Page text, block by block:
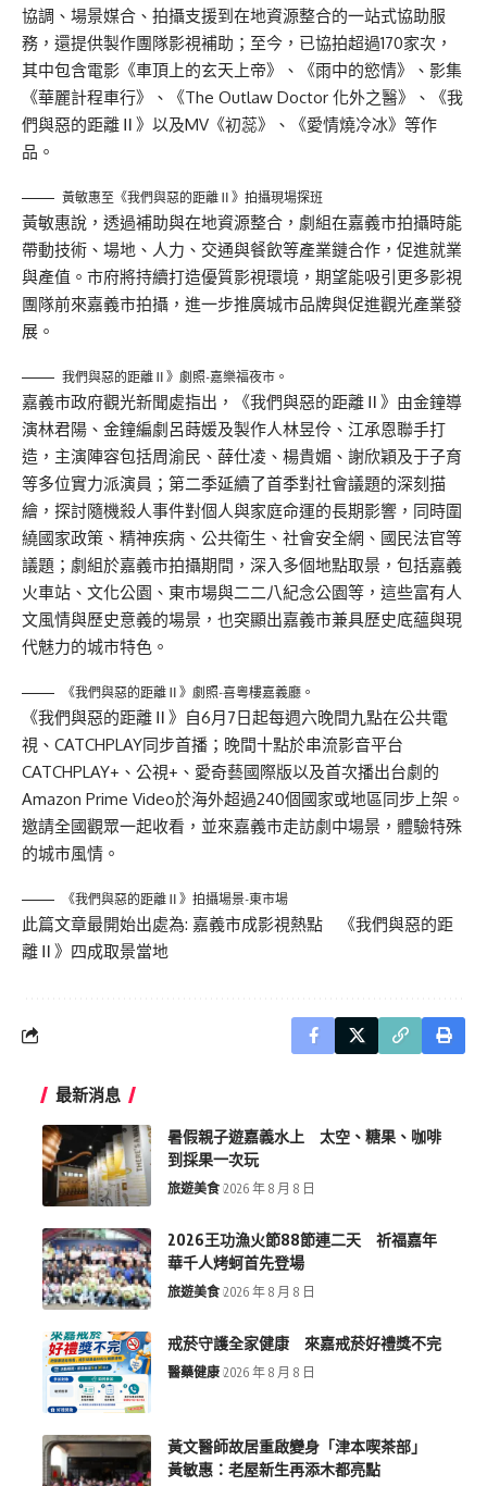
協調、場景媒合、拍攝支援到在地資源整合的一站式協助服
務，還提供製作團隊影視補助；至今，已協拍超過170家次，
其中包含電影《車頂上的玄天上帝》、《雨中的慾情》、影集
《華麗計程車行》、《The Outlaw Doctor 化外之醫》、《我
們與惡的距離Ⅱ》以及MV《初蕊》、《愛情燒冷冰》等作
品。
黃敏惠至《我們與惡的距離Ⅱ》拍攝現場探班
黃敏惠說，透過補助與在地資源整合，劇組在嘉義市拍攝時能
帶動技術、場地、人力、交通與餐飲等產業鏈合作，促進就業
與產值。市府將持續打造優質影視環境，期望能吸引更多影視
團隊前來嘉義市拍攝，進一步推廣城市品牌與促進觀光產業發
展。
我們與惡的距離Ⅱ》劇照-嘉樂福夜市。
嘉義市政府觀光新聞處指出，《我們與惡的距離Ⅱ》由金鐘導
演林君陽、金鐘編劇呂蒔媛及製作人林昱伶、江承恩聯手打
造，主演陣容包括周渝民、薛仕凌、楊貴媚、謝欣穎及于子育
等多位實力派演員；第二季延續了首季對社會議題的深刻描
繪，探討隨機殺人事件對個人與家庭命運的長期影響，同時圍
繞國家政策、精神疾病、公共衛生、社會安全網、國民法官等
議題；劇組於嘉義市拍攝期間，深入多個地點取景，包括嘉義
火車站、文化公園、東市場與二二八紀念公園等，這些富有人
文風情與歷史意義的場景，也突顯出嘉義市兼具歷史底蘊與現
代魅力的城市特色。
《我們與惡的距離Ⅱ》劇照-喜粵樓嘉義廳。
《我們與惡的距離Ⅱ》自6月7日起每週六晚間九點在公共電
視、CATCHPLAY同步首播；晚間十點於串流影音平台
CATCHPLAY+、公視+、愛奇藝國際版以及首次播出台劇的
Amazon Prime Video於海外超過240個國家或地區同步上架。
邀請全國觀眾一起收看，並來嘉義市走訪劇中場景，體驗特殊
的城市風情。
《我們與惡的距離Ⅱ》拍攝場景-東市場
此篇文章最開始出處為: 嘉義市成影視熱點 《我們與惡的距
離Ⅱ》四成取景當地
最新消息
暑假親子遊嘉義水上 太空、糖果、咖啡
到採果一次玩
旅遊美食 2026 年 8 月 8 日
2026王功漁火節88節連二天 祈福嘉年
華千人烤蚵首先登場
旅遊美食 2026 年 8 月 8 日
戒菸守護全家健康 來嘉戒菸好禮獎不完
醫藥健康 2026 年 8 月 8 日
黃文醫師故居重啟變身「津本喫茶部」
黃敏惠：老屋新生再添木都亮點